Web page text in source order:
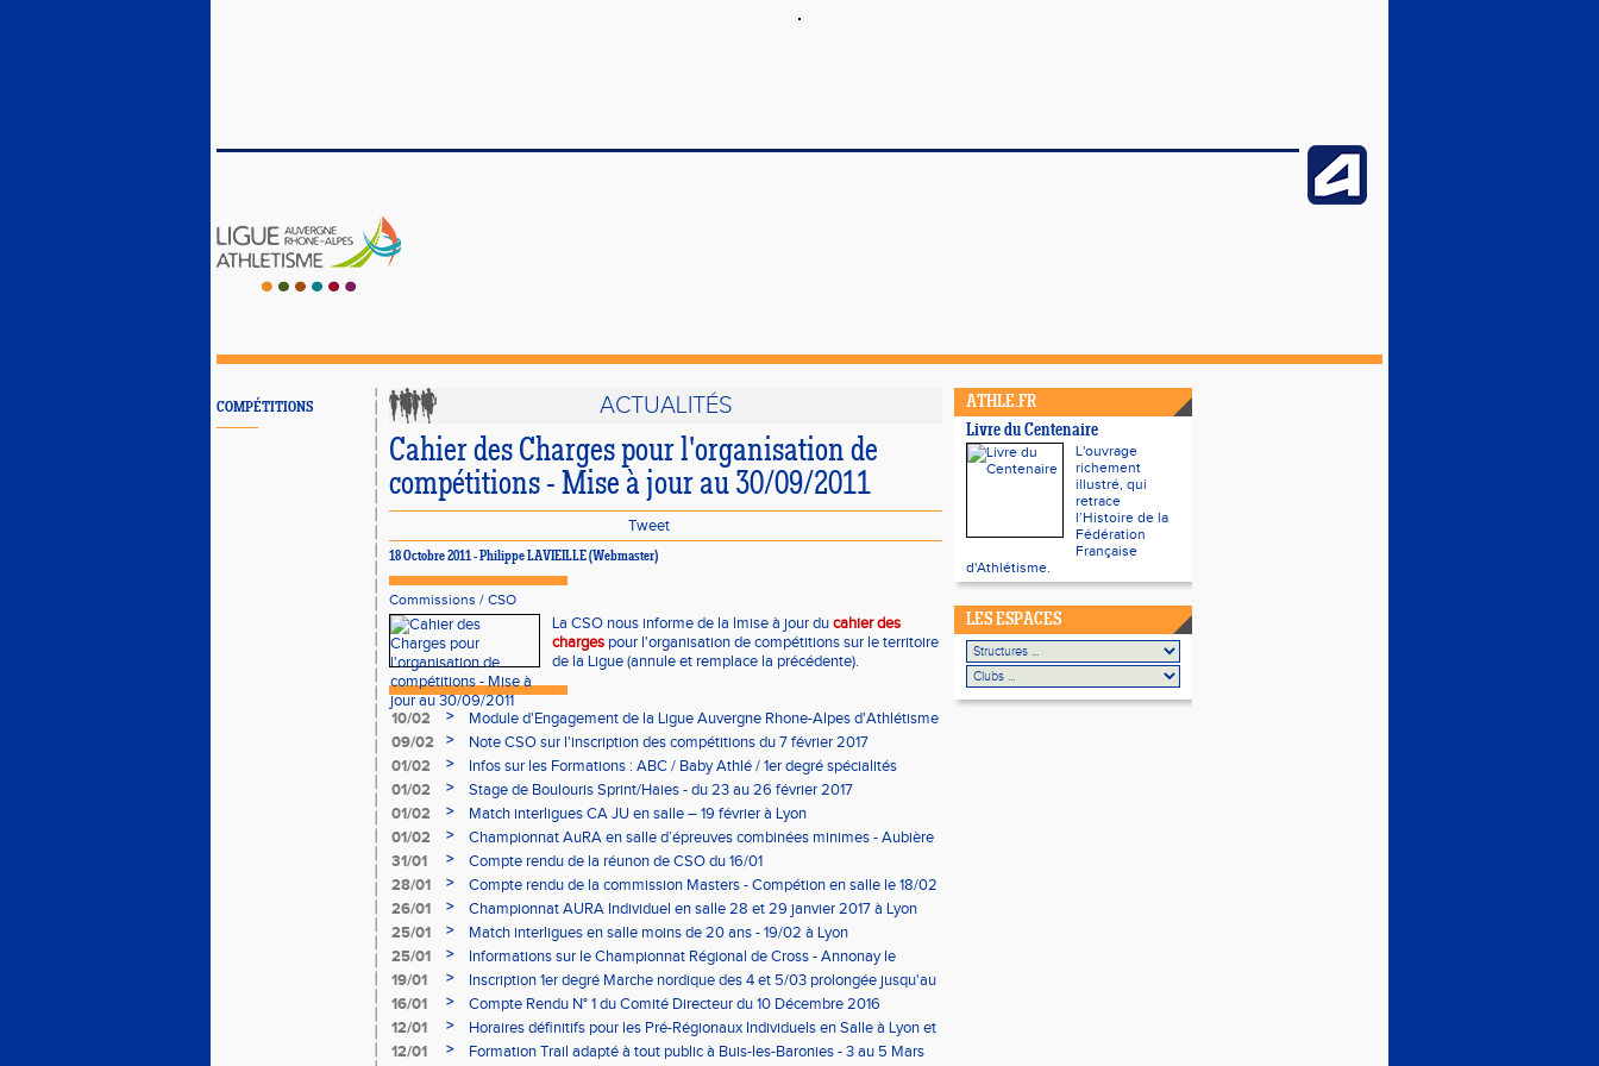
COMPÉTITIONS ACTUALITÉS
Cahier des Charges pour l'organisation de
compétitions - Mise à jour au 30/09/2011
Tweet
18 Octobre 2011 - Philippe LAVIEILLE (Webmaster)
Commissions / CSO
La CSO nous informe de la lmise à jour ducahier des
charges pour l'organisation de compétitions sur le territoire
de la Ligue (annule et remplace la précédente).
10/02 >
Module d'Engagement de la Ligue Auvergne Rhone-Alpes d'Athlétisme
09/02
>
Note CSO sur l'inscription des compétitions du 7 février 2017
01/02
>
Infos sur les Formations : ABC / Baby Athlé / 1er degré spécialités
01/02
>
Stage de Boulouris Sprint/Haies - du 23 au 26 février 2017
01/02
>
Match interligues CA JU en salle – 19 février à Lyon
01/02
>
Championnat AuRA en salle d’épreuves combinées minimes - Aubière
- le 12 février
31/01 >
Compte rendu de la réunon de CSO du 16/01
28/01
>
Compte rendu de la commission Masters - Compétion en salle le 18/02
à Bourgoin
26/01 >
Championnat AURA Individuel en salle 28 et 29 janvier 2017 à Lyon
25/01
>
Match interligues en salle moins de 20 ans - 19/02 à Lyon
25/01
>
Informations sur le Championnat Régional de Cross - Annonay le
05/02
19/01 >
Inscription 1er degré Marche nordique des 4 et 5/03 prolongée jusqu'au
03/02 (sous condition)
16/01 >
Compte Rendu N° 1 du Comité Directeur du 10 Décembre 2016
12/01
>
Horaires définitifs pour les Pré-Régionaux Individuels en Salle à Lyon et
Aubière
12/01 >
Formation Trail adapté à tout public à Buis-les-Baronies - 3 au 5 Mars
ATHLE.FR
Livre du Centenaire
L'ouvrage
richement
illustré, qui
retrace
l’Histoire de la
Fédération
Française
d'Athlétisme.
LES ESPACES